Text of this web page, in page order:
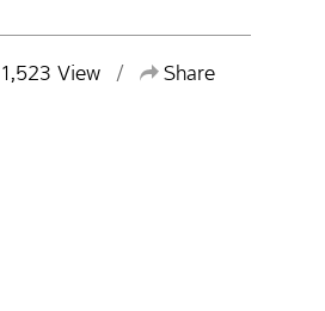
1,523 View Share